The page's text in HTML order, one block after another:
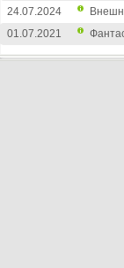
24.07.2024
01.07.2021